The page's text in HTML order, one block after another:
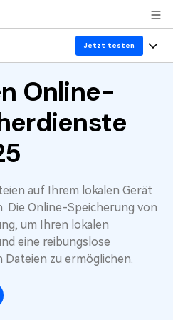
Jetzt testen
iPad
Online-
auf Ihrem lokalen Gerät
Die Online-Speicherung von
um Ihren lokalen
eine reibungslose
zu ermöglichen.